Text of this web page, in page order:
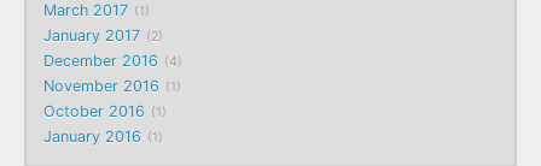
March 2017 1
January 2017 2
December 2016 4
November 2016 1
October 2016 1
January 2016 1